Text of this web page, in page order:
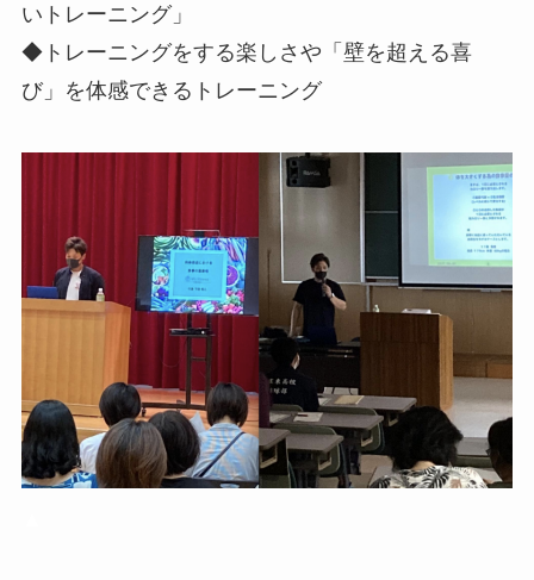
いトレーニング」
◆トレーニングをする楽しさや「壁を超える喜
び」を体感できるトレーニング